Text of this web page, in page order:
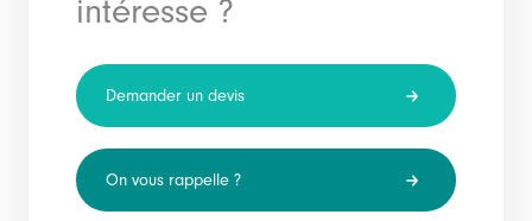
intéresse ?
Demander un devis
On vous rappelle ?